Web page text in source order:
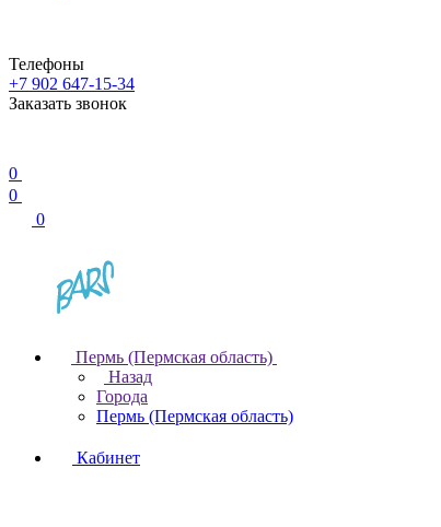
Телефоны
+7 902 647-15-34
Заказать звонок
0
0
0
Пермь (Пермская область)
Назад
Города
Пермь (Пермская область)
Кабинет